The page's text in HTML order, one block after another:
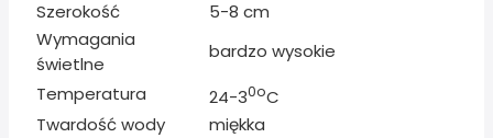
Szerokość
5-8 cm
Wymagania
świetlne
bardzo wysokie
Temperatura
24-30oC
Twardość wody
miękka